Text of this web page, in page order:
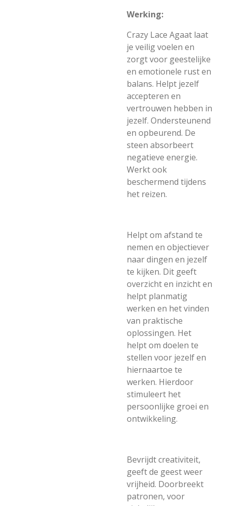
Werking:
Crazy Lace Agaat laat
je veilig voelen en
zorgt voor geestelijke
en emotionele rust en
balans. Helpt jezelf
accepteren en
vertrouwen hebben in
jezelf. Ondersteunend
en opbeurend. De
steen absorbeert
negatieve energie.
Werkt ook
beschermend tijdens
het reizen.
Helpt om afstand te
nemen en objectiever
naar dingen en jezelf
te kijken. Dit geeft
overzicht en inzicht en
helpt planmatig
werken en het vinden
van praktische
oplossingen. Het
helpt om doelen te
stellen voor jezelf en
hiernaartoe te
werken. Hierdoor
stimuleert het
persoonlijke groei en
ontwikkeling.
Bevrijdt creativiteit,
geeft de geest weer
vrijheid. Doorbreekt
patronen, voor